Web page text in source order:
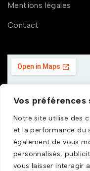
Vos préférences
Notre site utilise des
et la performance du
également de vous
personnalisés,
vous laisser interagir
Mentions légales
Contact